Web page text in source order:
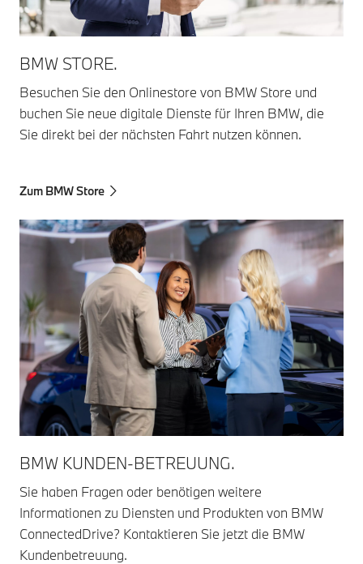
BMW STORE.
Besuchen Sie den Onlinestore von BMW Store und
buchen Sie neue digitale Dienste für Ihren BMW, die
Sie direkt bei der nächsten Fahrt nutzen können.
Zum BMW Store
BMW KUNDEN-BETREUUNG.
Sie haben Fragen oder benötigen weitere
Informationen zu Diensten und Produkten von BMW
ConnectedDrive? Kontaktieren Sie jetzt die BMW
Kundenbetreuung.